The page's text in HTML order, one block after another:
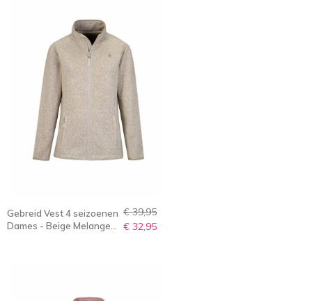
Gebreid Vest 4 seizoenen
Dames - Beige Melange -
€ 39,95
€ 32,95